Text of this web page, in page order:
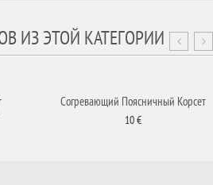
ИЗ ЭТОЙ КАТЕГОРИИ
Согревающий Поясничный Корсет
10 €